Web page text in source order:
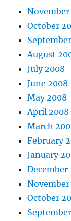
November
October
August
July 2008
June 2008
May 2008
April 2008
March
February
January
December
November
October